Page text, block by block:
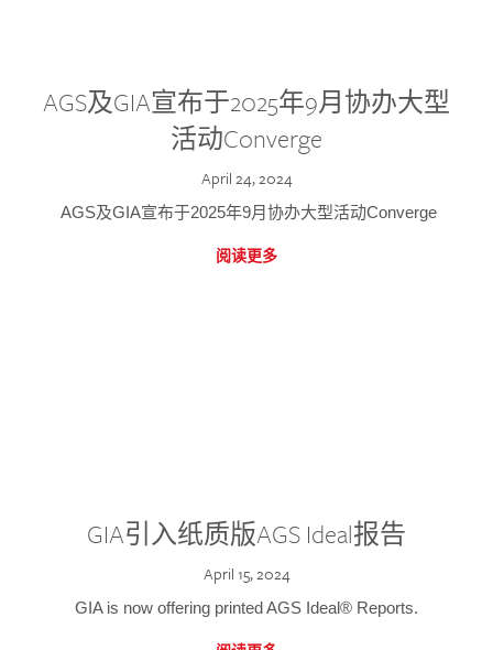
AGS及GIA宣布于2025年9月协办大型
活动Converge
April 24, 2024
AGS及GIA宣布于2025年9月协办大型活动Converge
阅读更多
GIA引入纸质版AGS Ideal报告
April 15, 2024
GIA is now offering printed AGS Ideal® Reports.